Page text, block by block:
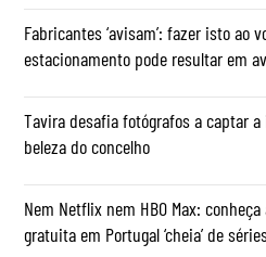
Fabricantes ‘avisam’: fazer isto ao
estacionamento pode resultar em
Tavira desafia fotógrafos a captar
beleza do concelho
Nem Netflix nem HBO Max:
gratuita em Portugal ‘cheia’ de